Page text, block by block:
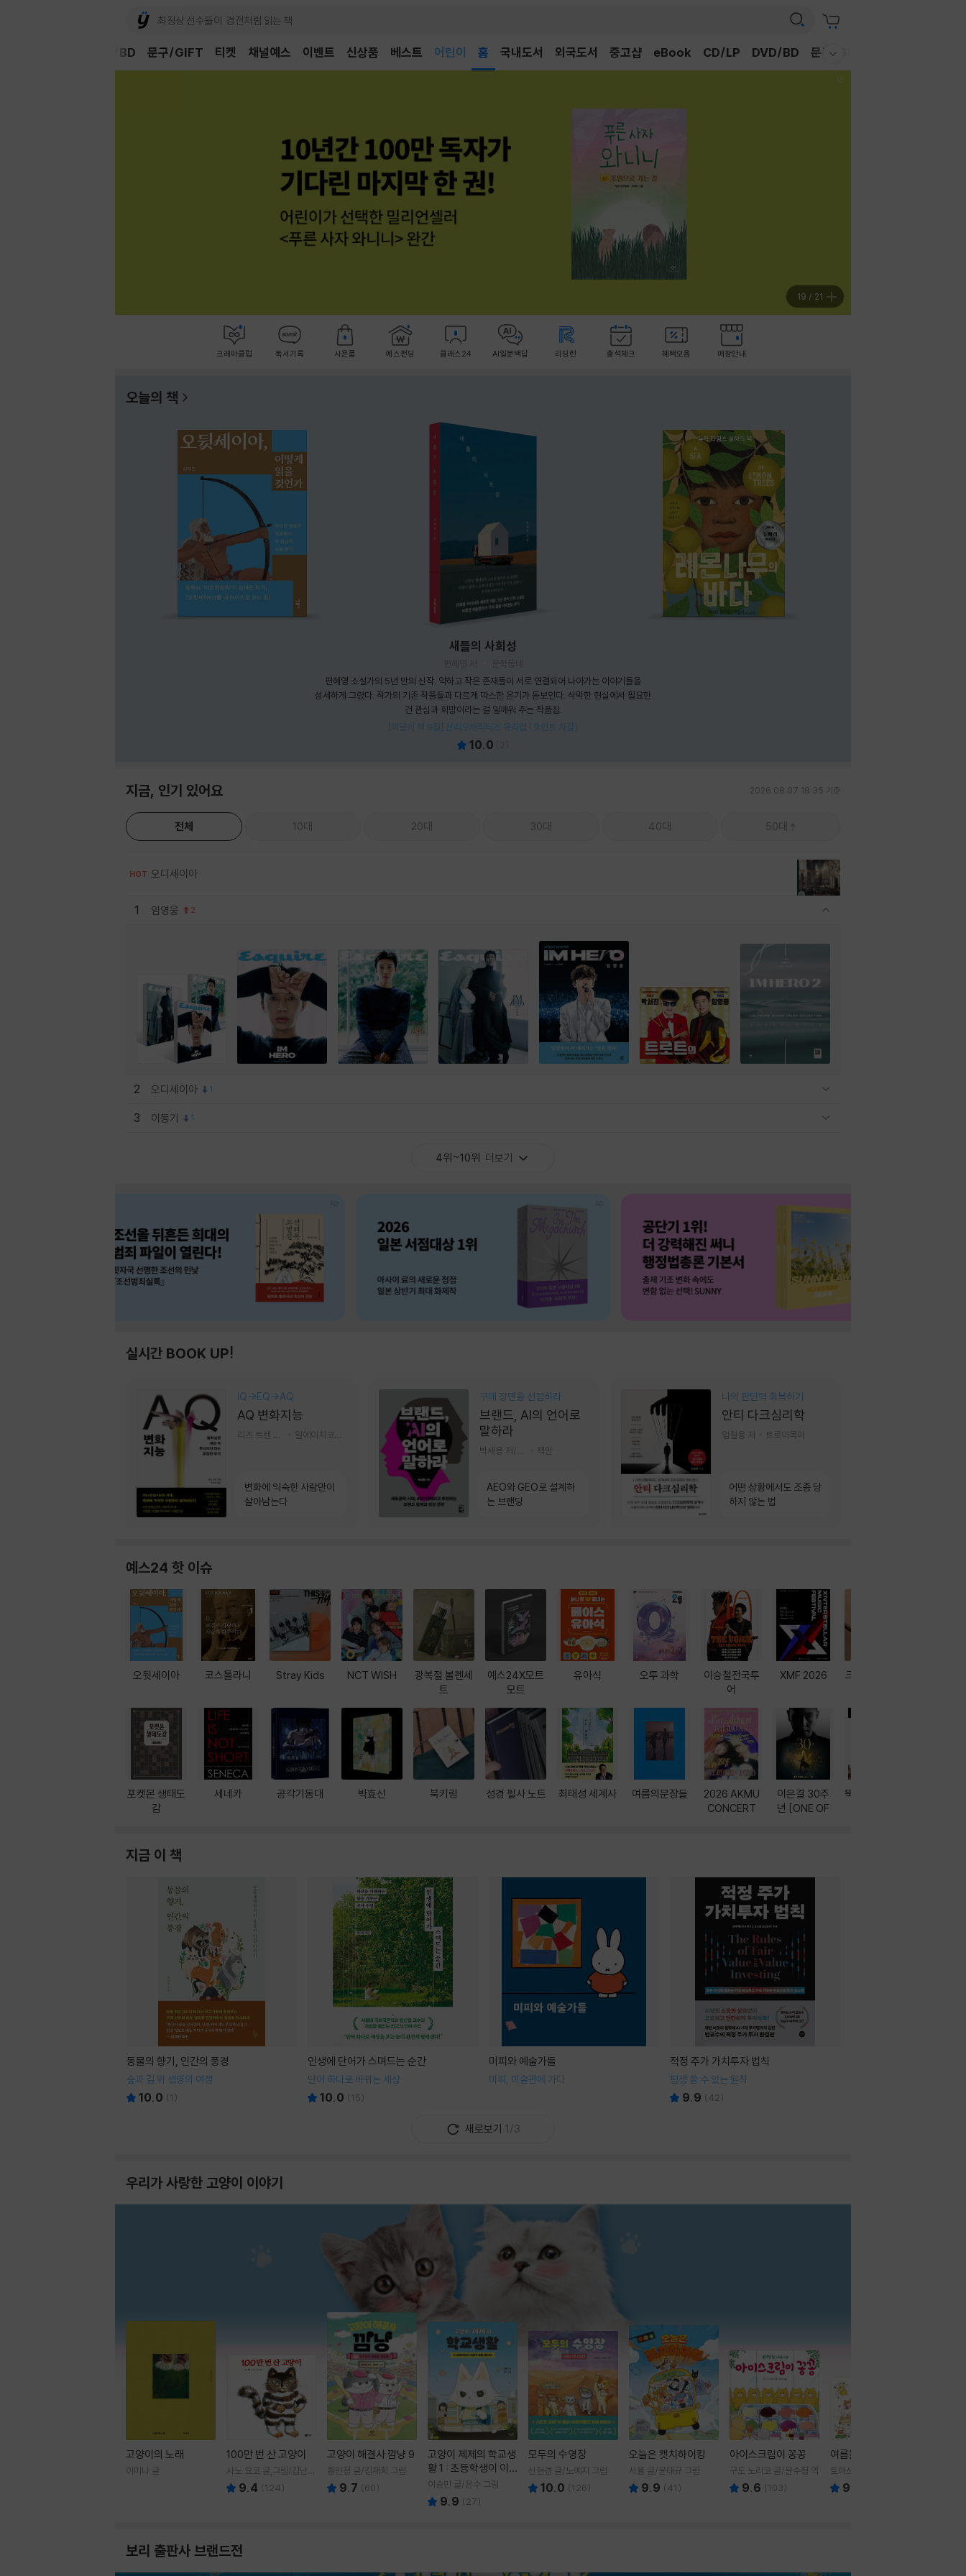
채널예스 이벤트 신상품 베스트
독후감
어린이
홈 국내도서 외국도서 중고샵 eBook CD/LP DVD/BD 문구/GIFT
DVD/BD 문구/GIFT 티켓
19 / 21
크레마클럽 독서기록 사은품 예스펀딩 클래스24 AI일문백답 리딩런 출석체크 혜택모음 매장안내
오늘의 책
새들의 사회성
편혜영 소설가의 5년 만의 신작. 약하고 작은 존재들이 서로 연결되어 나아가는 이야기들을
섬세하게 그렸다. 작가의 기존 작품들과 다르게 따스한 온기가 돋보인다. 삭막한 현실에서 필요한
건 관심과 희망이라는 걸 일깨워 주는 작품집.
[이달의 책 8월] 산리오캐릭터즈 유리컵 (포인트 차감)
10.0
지금, 인기 있어요 2026.08.07 18:35 기준
전체 10대 20대 30대 40대 50대
HOT 오디세이아
1 임영웅 2
2 오디세이아 1
3 이동기 1
4위~10위 더보기
실시간 BOOK UP!
IQ→EQ→AQ
AQ 변화지능
변화에 익숙한 사람만이
살아남는다
구매 장면을 선점하라
브랜드, AI의 언어로
말하라
책만
AEO와 GEO로 설계하
는 브랜딩
나의 판단력 회복하기
안티 다크심리학
임철웅 저 트로이목마
어떤 상황에서도 조종 당
하지 않는 법
예스24 핫 이슈
오뒷세이아
포켓몬 생태도
감
코스톨라니
세네카
Stray Kids
공각기동대
NCT WISH
박효신
광복절 볼펜세
트
북키링
예스24X모트
모트
성경 필사 노트
유아식
최태성 세계사
오투 과학
여름의문장들
이승철전국투
어
2026 AKMU
CONCERT
XMF 2026
이은결 30주
년 [ONE OF
크레마 이북 리
뚝딱! AI 3대장
지금 이 책
동물의 향기, 인간의 풍경
숲과 길 위 생명의 여정
10.0 (1 )
인생에 단어가 스며드는 순간
단어 하나로 바뀌는 세상
10.0 (15)
미피와 예술가들
미피, 미술관에 가다
적정 주가 가치투자 법칙
평생 쓸 수 있는 원칙
9.9 (42)
새로보기 1/3
우리가 사랑한 고양이 이야기
고양이의 노래
이미나 글
100만 번 산 고양이
사노 요코 글,그림/김난주
역 9.4 (124)
고양이 해결사 깜냥 9
홍민정 글/김재희 그림
9.7 (60)
고양이 제제의 학교생
활 1 : 초등학생이 이
렇게 힘들 줄이야
이승민 글/온수 그림
9.9 ( 27)
모두의 수영장
신현경 글/노예지 그림
10.0 (126)
오늘은 캣치하이킹
서율 글/윤태규 그림
9.9 (41 )
아이스크림이 꽁꽁
구도 노리코 글/윤수정 역
9.6 (103)
여름을 부탁해
토마쓰리 글그림
9.8
보리 출판사 브랜드전